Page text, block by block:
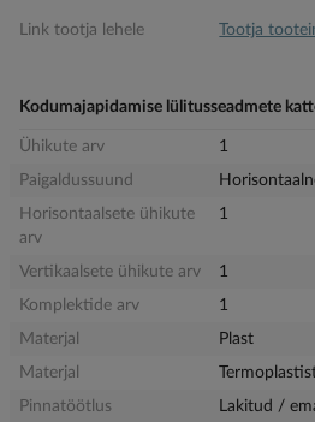
Link tootja lehele Tootja
Kodumajapidamise lülitusseadmete
Ühikute arv
1
Paigaldussuund
Horisontaalsete ühikute
arv
1
Vertikaalsete ühikute arv
1
Komplektide arv
1
Materjal
Plast
Materjal
Pinnatöötlus
Lakitud /